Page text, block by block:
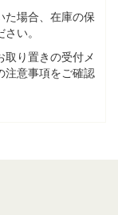
た場合、在庫の保
い。
取り置きの受付メ
注意事項をご確認